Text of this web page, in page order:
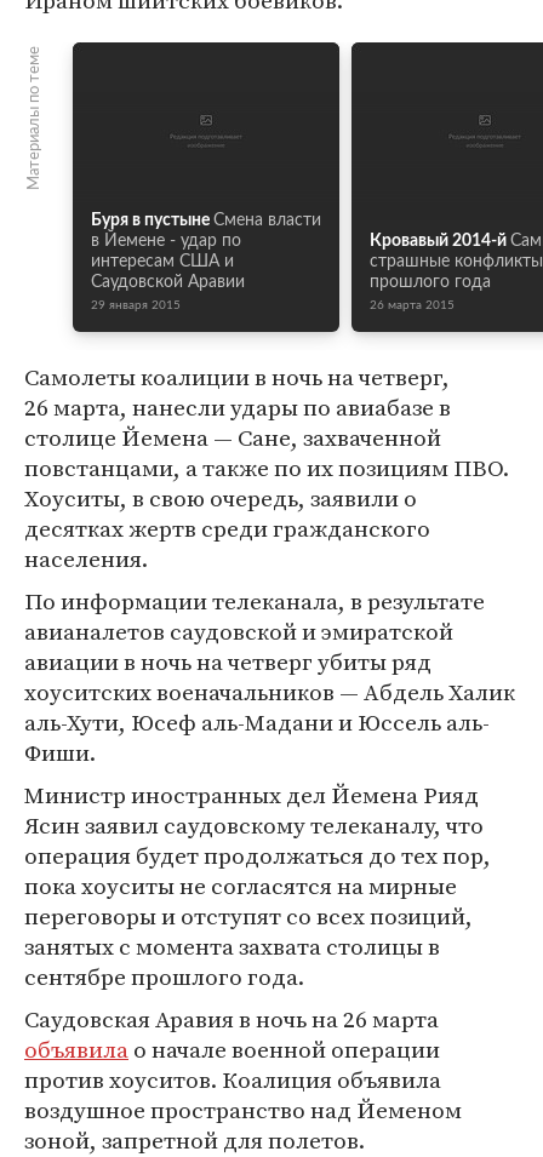
Материалы по теме
Буря в пустыне Смена власти
в Йемене - удар по
интересам США и
Саудовской Аравии
29 января 2015
Кровавый 2014-й
страшные конфликты
прошлого года
26 марта 2015
Самолеты коалиции в ночь на четверг,
26 марта, нанесли удары по авиабазе в
столице Йемена — Сане, захваченной
повстанцами, а также по их позициям ПВО.
Хоуситы, в свою очередь, заявили о
десятках жертв среди гражданского
населения.
По информации телеканала, в результате
авианалетов саудовской и эмиратской
авиации в ночь на четверг убиты ряд
хоуситских военачальников — Абдель Халик
аль-Хути, Юсеф аль-Мадани и Юссель аль-
Фиши.
Министр иностранных дел Йемена Рияд
Ясин заявил саудовскому телеканалу, что
операция будет продолжаться до тех пор,
пока хоуситы не согласятся на мирные
переговоры и отступят со всех позиций,
занятых с момента захвата столицы в
сентябре прошлого года.
Саудовская Аравия в ночь на 26 марта
объявилао начале военной операции
против хоуситов. Коалиция объявила
воздушное пространство над Йеменом
зоной, запретной для полетов.